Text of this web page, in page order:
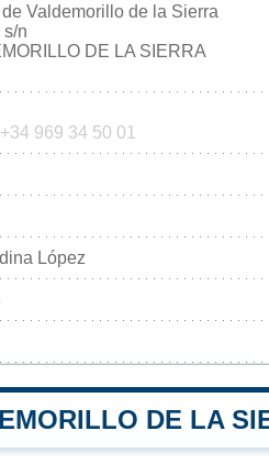
Valdemorillo de la Sierra
s/n
DE LA SIERRA
969 34 50 01
López
DE LA